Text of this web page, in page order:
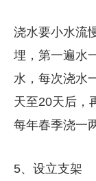
浇水要小水流
埋，第一遍水
水，每次浇水
天至20天后，
每年春季浇一
5、设立支架